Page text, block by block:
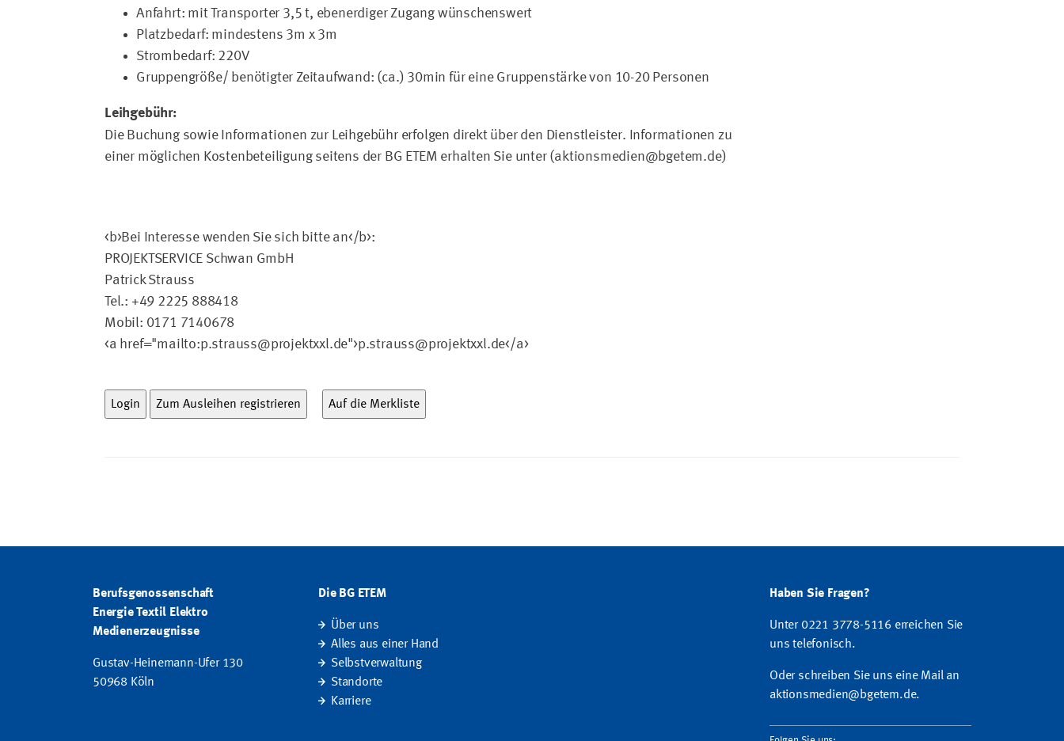
Anfahrt: mit Transporter 3,5 t, ebenerdiger Zugang wünschenswert
Platzbedarf: mindestens 3m x 3m
Strombedarf: 220V
Gruppengröße/ benötigter Zeitaufwand: (ca.) 30min für eine Gruppenstärke von 10-20 Personen
Leihgebühr:
Die Buchung sowie Informationen zur Leihgebühr erfolgen direkt über den Dienstleister. Informationen zu
einer möglichen Kostenbeteiligung seitens der BG ETEM erhalten Sie unter (aktionsmedien@bgetem.de)
<b>Bei Interesse wenden Sie sich bitte an</b>:
PROJEKTSERVICE Schwan GmbH
Patrick Strauss
Tel.: +49 2225 888418
Mobil: 0171 7140678
<a href="mailto:p.strauss@projektxxl.de">p.strauss@projektxxl.de</a>
Berufsgenossenschaft
Energie Textil Elektro
Medienerzeugnisse
Gustav-Heinemann-Ufer 130
50968 Köln
Die BG ETEM
Über uns
Alles aus einer Hand
Selbstverwaltung
Standorte
Karriere
Haben Sie Fragen?
Unter 0221 3778-5116 erreichen Sie
uns telefonisch.
Oder schreiben Sie uns eine Mail an
aktionsmedien@bgetem.de.